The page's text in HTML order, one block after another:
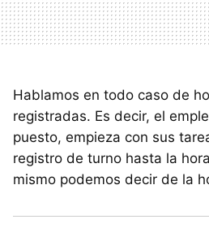
Hablamos en todo caso de
registradas. Es decir, el
puesto, empieza con sus
registro de turno hasta la
mismo podemos decir de la